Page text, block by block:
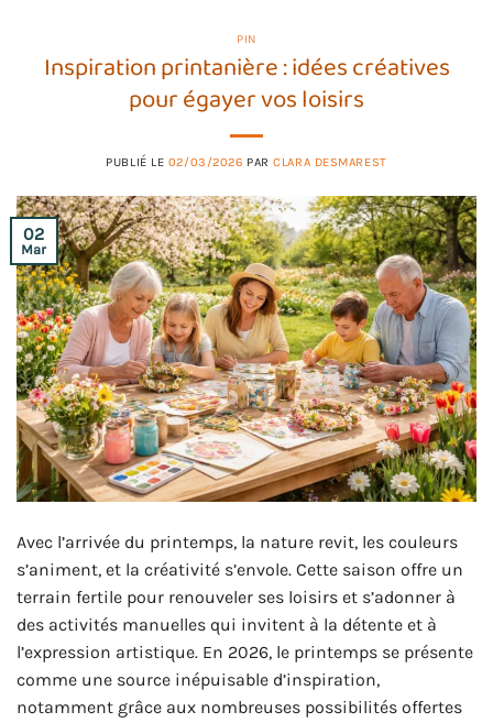
PIN
Inspiration printanière : idées créatives
pour égayer vos loisirs
PUBLIÉ LE 02/03/2026 PARCLARA DESMAREST
02
Mar
Avec l’arrivée du printemps, la nature revit, les couleurs
s’animent, et la créativité s’envole. Cette saison offre un
terrain fertile pour renouveler ses loisirs et s’adonner à
des activités manuelles qui invitent à la détente et à
l’expression artistique. En 2026, le printemps se présente
comme une source inépuisable d’inspiration,
notamment grâce aux nombreuses possibilités offertes